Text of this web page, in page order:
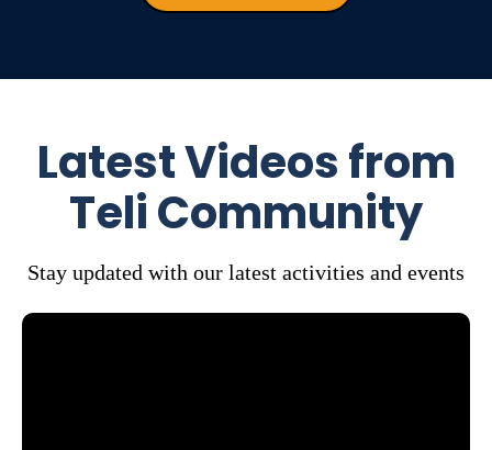
Latest Videos from
Teli Community
Stay updated with our latest activities and events